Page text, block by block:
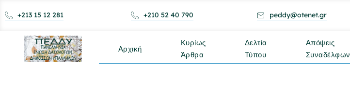
+213 15 12 281 +210 52 40 790 peddy@otenet.gr
Αρχική
Κυρίως
Άρθρα
Δελτία
Τύπου
Απόψεις
Συναδέλφων